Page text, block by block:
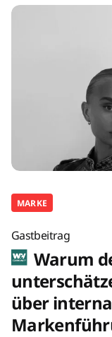
MARKE
Gastbeitrag
Warum
über